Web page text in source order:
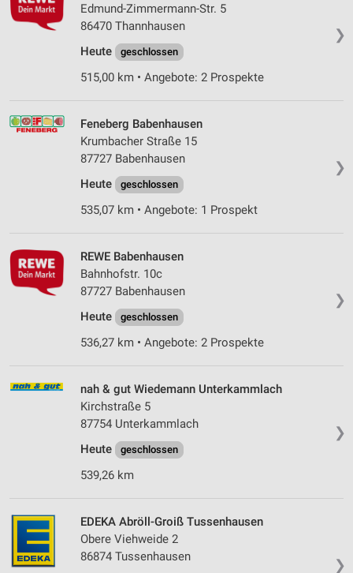
❯
Edmund-Zimmermann-Str. 5
86470 Thannhausen
Heute
geschlossen
515,00 km • Angebote: 2 Prospekte
❯
Feneberg Babenhausen
Krumbacher Straße 15
87727 Babenhausen
Heute
geschlossen
535,07 km • Angebote: 1 Prospekt
❯
REWE Babenhausen
Bahnhofstr. 10c
87727 Babenhausen
Heute
geschlossen
536,27 km • Angebote: 2 Prospekte
❯
nah & gut Wiedemann Unterkammlach
Kirchstraße 5
87754 Unterkammlach
Heute
geschlossen
539,26 km
❯
EDEKA Abröll-Groiß Tussenhausen
Obere Viehweide 2
86874 Tussenhausen